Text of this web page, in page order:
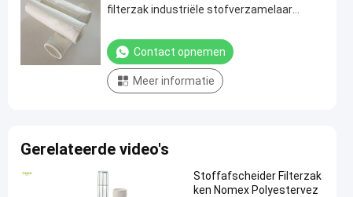
filterzak industriële stofverzamelaar
Contact opnemen
Meer informatie
Gerelateerde video's
Stoffafscheider Filterzak
ken Nomex Polyestervez